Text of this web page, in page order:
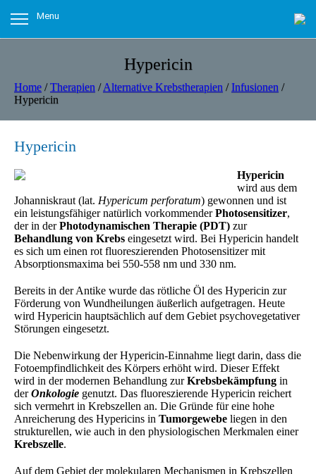
Hypericin
Home /Therapien /Alternative Krebstherapien /Infusionen /
Hypericin
Hypericin
Hypericin
wird aus dem
Johanniskraut (lat. Hypericum perforatum) gewonnen und ist
ein leistungsfähiger natürlich vorkommenderPhotosensitizer,
der in derPhotodynamischen Therapie (PDT) zur
Behandlung von Krebs eingesetzt wird. Bei Hypericin handelt
es sich um einen rot fluoreszierenden Photosensitizer mit
Absorptionsmaxima bei 550-558 nm und 330 nm.
Bereits in der Antike wurde das rötliche Öl des Hypericin zur
Förderung von Wundheilungen äußerlich aufgetragen. Heute
wird Hypericin hauptsächlich auf dem Gebiet psychovegetativer
Störungen eingesetzt.
Die Nebenwirkung der Hypericin-Einnahme liegt darin, dass die
Fotoempfindlichkeit des Körpers erhöht wird. Dieser Effekt
wird in der modernen Behandlung zurKrebsbekämpfung in
derOnkologie genutzt. Das fluoreszierende Hypericin reichert
sich vermehrt in Krebszellen an. Die Gründe für eine hohe
Anreicherung des Hypericins in Tumorgewebe liegen in den
strukturellen, wie auch in den physiologischen Merkmalen einer
Krebszelle.
Auf dem Gebiet der molekularen Mechanismen in Krebszellen
Menu